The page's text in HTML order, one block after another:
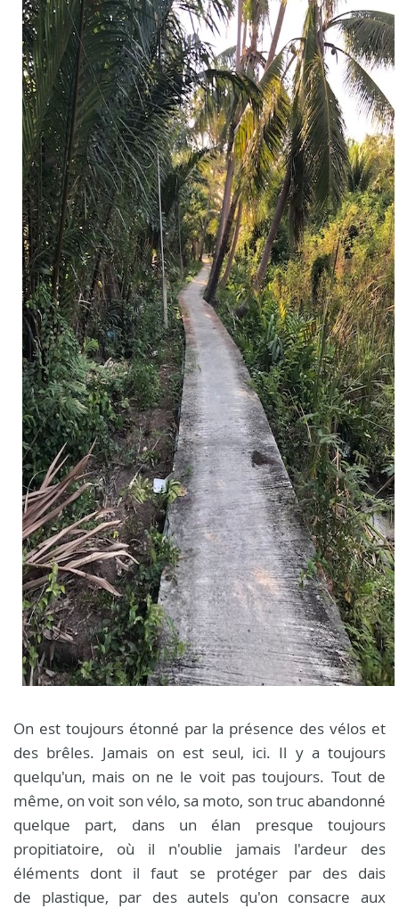
On est toujours étonné par la présence des vélos et
des brêles. Jamais on est seul, ici. Il y a toujours
quelqu'un, mais on ne le voit pas toujours. Tout de
même, on voit son vélo, sa moto, son truc abandonné
quelque part, dans un élan presque toujours
propitiatoire, où il n'oublie jamais l'ardeur des
éléments dont il faut se protéger par des dais
de plastique, par des autels qu'on consacre aux